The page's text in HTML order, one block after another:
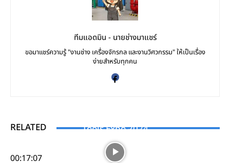
ทีมแอดมิน - นายช่างมาแชร์
ขอมาแชร์ความรู้ "งานช่าง เครื่องจักรกล และงานวิศวกรรม" ให้เป็นเรื่อง
ง่ายสำหรับทุกคน
RELATED Tools Expo 2024
00:17:07
VIDEO
นายช่างมาแชร์ [EP.11] : การวัดการสั่นสะเทือนแบบไร้สาย
(Wireless Vibration Monitoring System)
INDUSTRY NEWS
ผลสำเร็จจากโครงการโซล่าเซลล์แบบลอยน้ำแบบไฮบริด
ของ EGAT